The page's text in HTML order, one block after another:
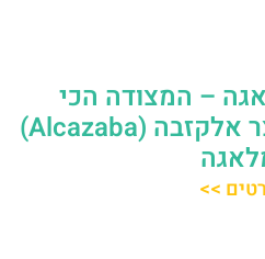
– המצודה הכי
מפורסמת היא מבצר אלקזבה (Alcazaba)
>>